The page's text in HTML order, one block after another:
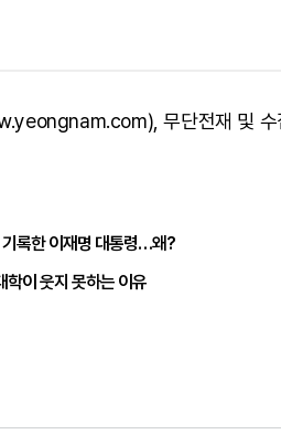
무단전재 및 수
록한 이재명 대통령…왜?
이 웃지 못하는 이유